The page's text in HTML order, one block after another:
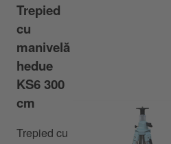
Trepied
cu
manivelă
hedue
KS6 300
cm
Trepied cu